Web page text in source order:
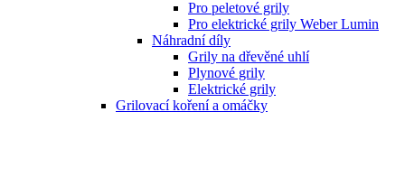
Pro peletové grily
Pro elektrické grily Weber Lumin
Náhradní díly
Grily na dřevěné uhlí
Plynové grily
Elektrické grily
Grilovací koření a omáčky